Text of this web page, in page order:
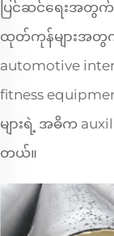
ပြင်ဆင်ရေးအတွက်
ထုတ်ကုန်များအတွ
automotive
fitness
များရဲ့ အဓိက
တယ်။